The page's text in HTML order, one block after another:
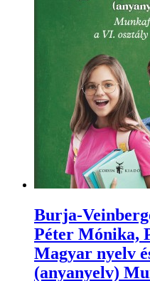
Burja-
Péter Mónika,
Magyar nyelv
(anyanyelv)